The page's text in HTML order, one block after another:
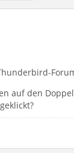
auf den